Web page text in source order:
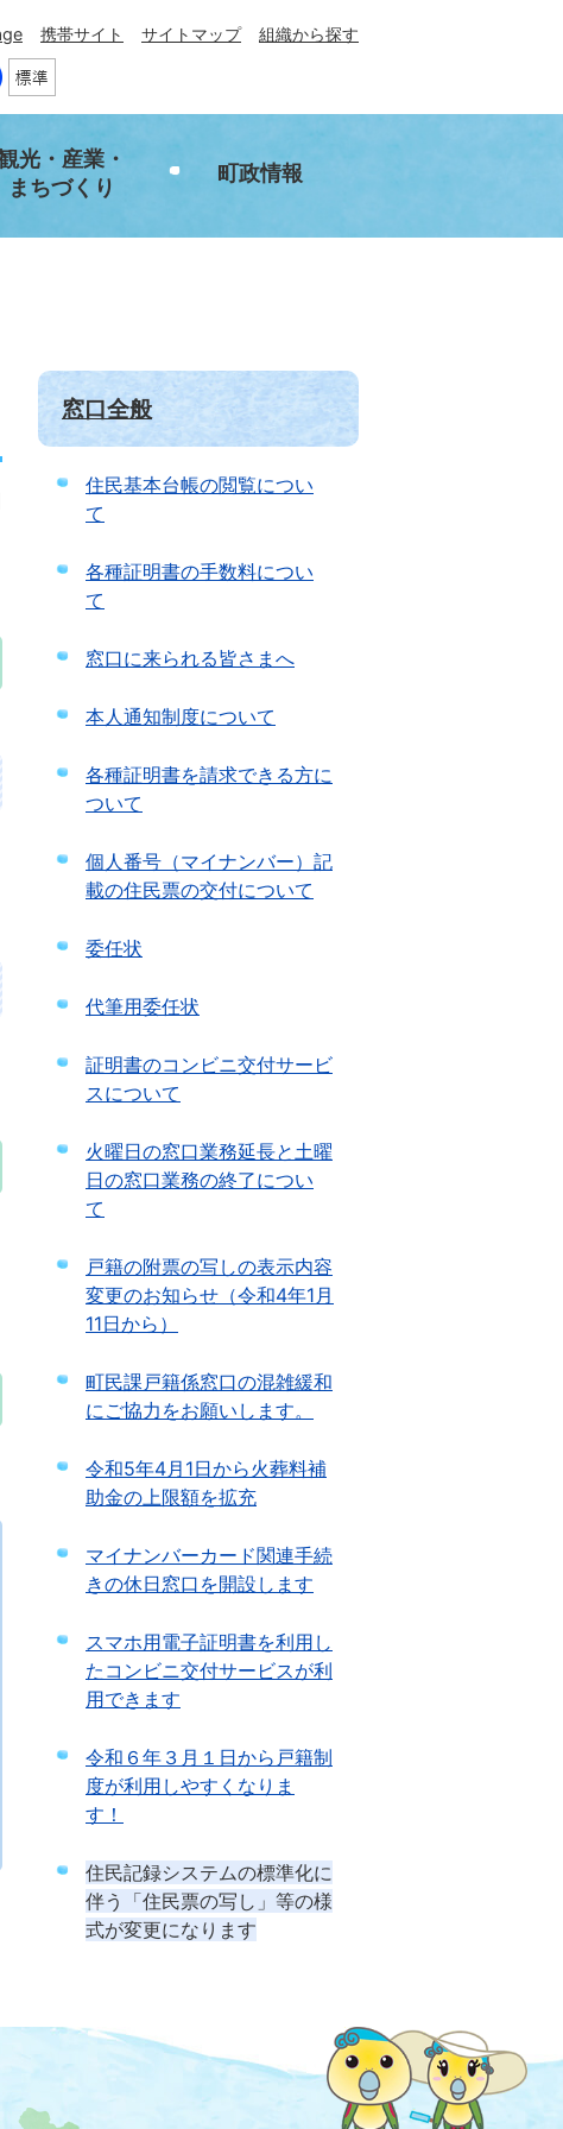
携帯サイト サイトマップ 組織から探す
光・産業・
まちづくり
町政情報
窓口全般
住民基本台帳の閲覧につい
て
各種証明書の手数料につい
て
窓口に来られる皆さまへ
本人通知制度について
各種証明書を請求できる方に
ついて
個人番号（マイナンバー）記
載の住民票の交付について
委任状
代筆用委任状
証明書のコンビニ交付サービ
スについて
火曜日の窓口業務延長と土曜
日の窓口業務の終了につい
て
戸籍の附票の写しの表示内容
変更のお知らせ（令和4年1月
11日から）
町民課戸籍係窓口の混雑緩和
にご協力をお願いします。
令和5年4月1日から火葬料補
助金の上限額を拡充
マイナンバーカード関連手続
きの休日窓口を開設します
スマホ用電子証明書を利用し
たコンビニ交付サービスが利
用できます
令和６年３月１日から戸籍制
度が利用しやすくなりま
す！
住民記録システムの標準化に
伴う「住民票の写し」等の様
式が変更になります